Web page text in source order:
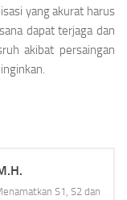
yang akurat harus
dapat terjaga dan
akibat persaingan
S1, S2 dan